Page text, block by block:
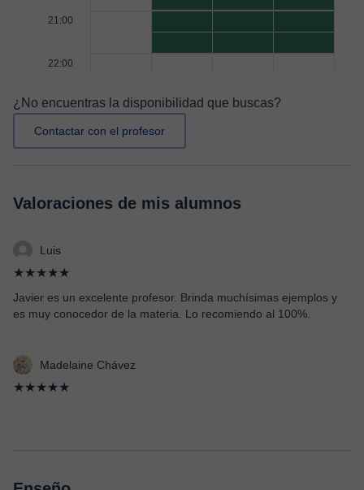
21:00
22:00
¿No encuentras la disponibilidad que buscas?
Contactar con el profesor
Valoraciones de mis alumnos
Luis
★★★★★
Javier es un excelente profesor. Brinda muchísimas ejemplos y
es muy conocedor de la materia. Lo recomiendo al 100%.
Madelaine Chávez
★★★★★